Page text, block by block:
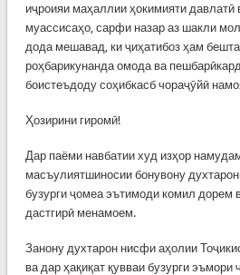
иҷроияи маҳаллии ҳокимияти давлатӣ
муассисаҳо, сарфи назар аз шакли
дода мешавад, ки ҷиҳатибоз ҳам
роҳбарикунанда омода ва
боистеъдоду соҳибкасб чораҷӯйӣ
Ҳозирини гиромӣ!
Дар паёми навбатии худ изҳор
масъулиятшиносии бонувону
бузурги ҷомеа эътимоди комил дорем
дастгирӣ менамоем.
Занону духтарон нисфи аҳолии
ва дар ҳақиқат қувваи бузурги